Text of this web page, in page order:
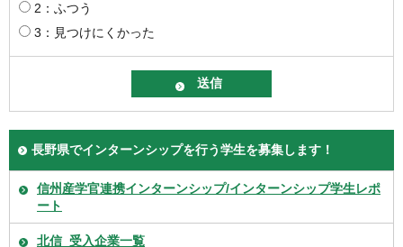
2：ふつう
3：見つけにくかった
長野県でインターンシップを行う学生を募集します！
信州産学官連携インターンシップ/インターンシップ学生レポ
ート
北信_受入企業一覧